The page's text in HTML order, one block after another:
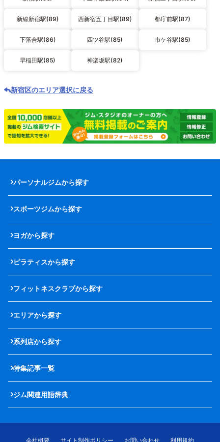
新線新宿駅(89) 西新宿五丁目駅(89) 都庁前駅(87)
下落合駅(86) 四ツ谷駅(85) 市ケ谷駅(85)
早稲田駅(85) 神楽坂駅(82)
新宿区のエリア選択に戻る
パーソナルジムから探す
スポーツジムから探す
ヨガから探す
ピラティスから探す
フィットネスクラブから探す
エリアから探す
系列店から探す
特集記事一覧
ジム関連用語辞典
会社概要 サイト制作ポリシー お問い合わせ 利用規約